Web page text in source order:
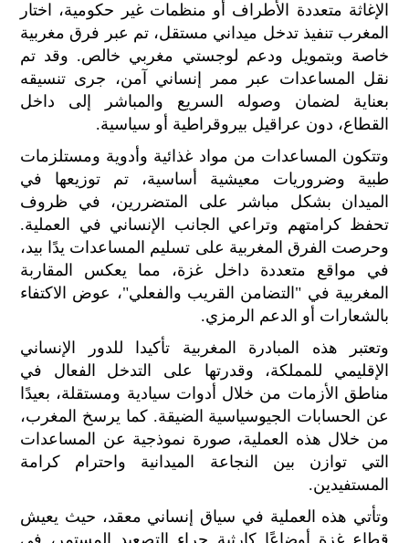
الإغاثة متعددة الأطراف أو منظمات غير حكومية، اختار
المغرب تنفيذ تدخل ميداني مستقل، تم عبر فرق مغربية
خاصة وبتمويل ودعم لوجستي مغربي خالص. وقد تم
نقل المساعدات عبر ممر إنساني آمن، جرى تنسيقه
بعناية لضمان وصوله السريع والمباشر إلى داخل
القطاع، دون عراقيل بيروقراطية أو سياسية.
وتتكون المساعدات من مواد غذائية وأدوية ومستلزمات
طبية وضروريات معيشية أساسية، تم توزيعها في
الميدان بشكل مباشر على المتضررين، في ظروف
تحفظ كرامتهم وتراعي الجانب الإنساني في العملية.
وحرصت الفرق المغربية على تسليم المساعدات يدًا بيد،
في مواقع متعددة داخل غزة، مما يعكس المقاربة
المغربية في "التضامن القريب والفعلي"، عوض الاكتفاء
بالشعارات أو الدعم الرمزي.
وتعتبر هذه المبادرة المغربية تأكيدا للدور الإنساني
الإقليمي للمملكة، وقدرتها على التدخل الفعال في
مناطق الأزمات من خلال أدوات سيادية ومستقلة، بعيدًا
عن الحسابات الجيوسياسية الضيقة. كما يرسخ المغرب،
من خلال هذه العملية، صورة نموذجية عن المساعدات
التي توازن بين النجاعة الميدانية واحترام كرامة
المستفيدين.
وتأتي هذه العملية في سياق إنساني معقد، حيث يعيش